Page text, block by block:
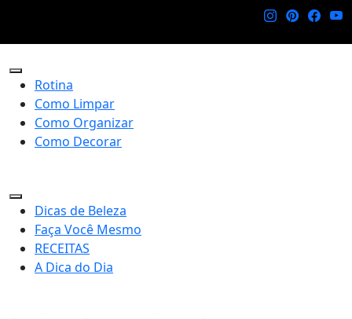
Rotina
Como Limpar
Como Organizar
Como Decorar
Dicas de Beleza
Faça Você Mesmo
RECEITAS
A Dica do Dia